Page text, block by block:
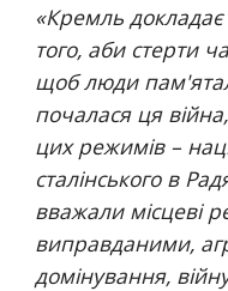
«Кремль докладає
того, аби стерти
щоб люди
почалася ця
цих режимів –
сталінського в
вважали місцеві
виправданими,
домінування,